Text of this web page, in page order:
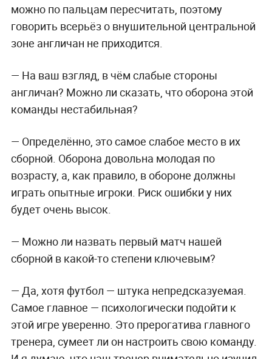
можно по пальцам пересчитать, поэтому
говорить всерьёз о внушительной центральной
зоне англичан не приходится.
— На ваш взгляд, в чём слабые стороны
англичан? Можно ли сказать, что оборона этой
команды нестабильная?
— Определённо, это самое слабое место в их
сборной. Оборона довольна молодая по
возрасту, а, как правило, в обороне должны
играть опытные игроки. Риск ошибки у них
будет очень высок.
— Можно ли назвать первый матч нашей
сборной в какой-то степени ключевым?
— Да, хотя футбол — штука непредсказуемая.
Самое главное — психологически подойти к
этой игре уверенно. Это прерогатива главного
тренера, сумеет ли он настроить свою команду.